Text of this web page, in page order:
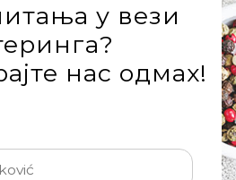
у вези
нас одмах!